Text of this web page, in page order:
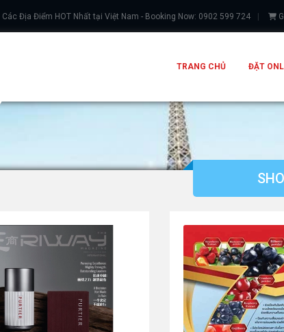
Các Địa Điểm HOT Nhất tại Việt Nam - Booking Now: 0902 599 724
TRANG CHỦ ĐẶT